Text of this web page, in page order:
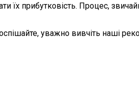
їх прибутковість. Процес,
уважно вивчіть наші